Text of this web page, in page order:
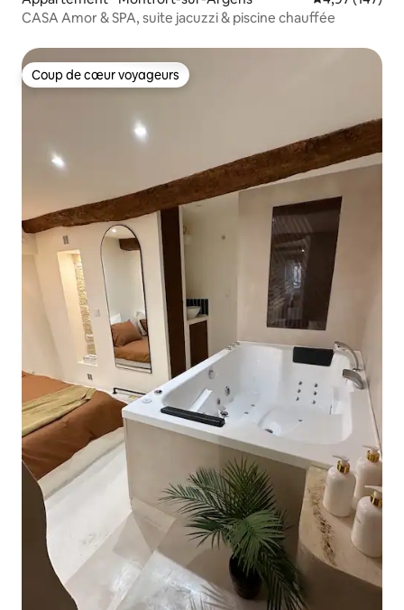
CASA Amor & SPA, suite jacuzzi & piscine chauffée
Coup de cœur voyageurs
Coup de cœur voyageurs